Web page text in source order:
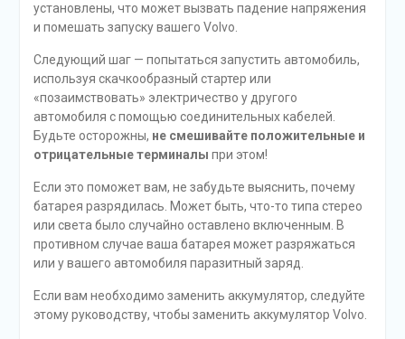
установлены, что может вызвать падение напряжения
и помешать запуску вашего Volvo.
Следующий шаг — попытаться запустить автомобиль,
используя скачкообразный стартер или
«позаимствовать» электричество у другого
автомобиля с помощью соединительных кабелей.
Будьте осторожны, не смешивайте положительные и
отрицательные терминалы при этом!
Если это поможет вам, не забудьте выяснить, почему
батарея разрядилась. Может быть, что-то типа стерео
или света было случайно оставлено включенным. В
противном случае ваша батарея может разряжаться
или у вашего автомобиля паразитный заряд.
Если вам необходимо заменить аккумулятор, следуйте
этому руководству, чтобы заменить аккумулятор Volvo.